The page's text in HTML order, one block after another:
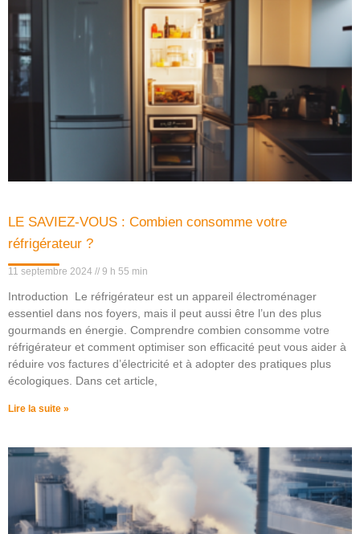
LE SAVIEZ-VOUS : Combien consomme votre
réfrigérateur ?
11 septembre 2024 9 h 55 min
Introduction Le réfrigérateur est un appareil électroménager
essentiel dans nos foyers, mais il peut aussi être l’un des plus
gourmands en énergie. Comprendre combien consomme votre
réfrigérateur et comment optimiser son efficacité peut vous aider à
réduire vos factures d’électricité et à adopter des pratiques plus
écologiques. Dans cet article,
Lire la suite »